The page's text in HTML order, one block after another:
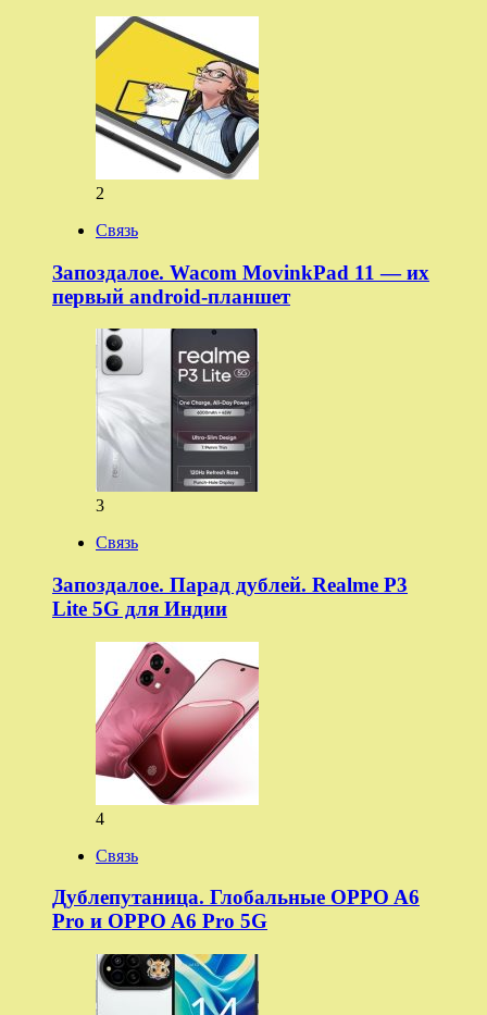
2
Связь
Запоздалое. Wacom MovinkPad 11 — их
первый android-планшет
3
Связь
Запоздалое. Парад дублей. Realme P3
Lite 5G для Индии
4
Связь
Дублепутаница. Глобальные OPPO A6
Pro и OPPO A6 Pro 5G